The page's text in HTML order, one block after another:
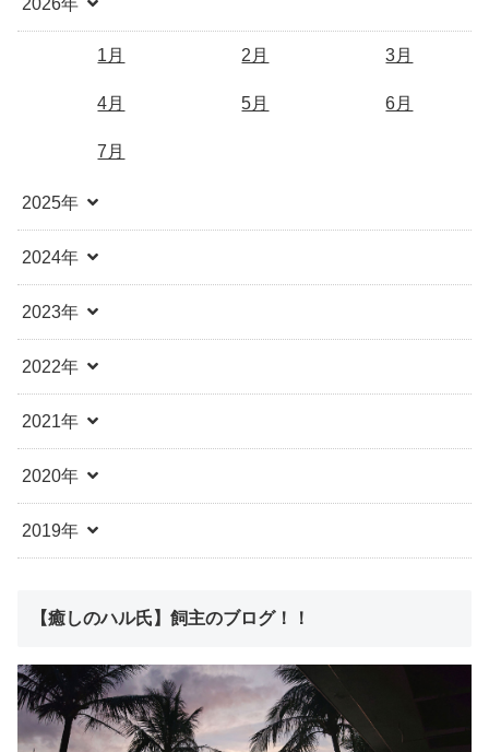
2026年
1月 2月 3月
4月 5月 6月
7月
2025年
2024年
2023年
2022年
2021年
2020年
2019年
【癒しのハル氏】飼主のブログ！！